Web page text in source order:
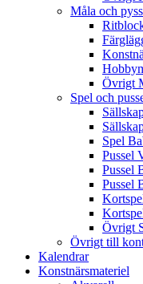
Måla och
Övrigt
Spel och
Spel
Pussel
Pussel
Pussel
Övrigt
Övrigt till
Kalendrar
Konstnärsmateriel